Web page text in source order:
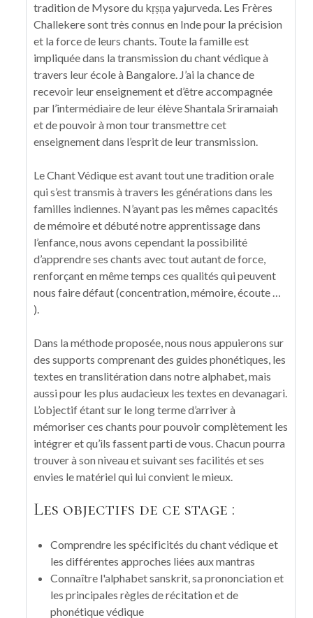
tradition de Mysore du kṛṣṇa yajurveda. Les Frères
Challekere sont très connus en Inde pour la précision
et la force de leurs chants. Toute la famille est
impliquée dans la transmission du chant védique à
travers leur école à Bangalore. J’ai la chance de
recevoir leur enseignement et d’être accompagnée
par l’intermédiaire de leur élève Shantala Sriramaiah
et de pouvoir à mon tour transmettre cet
enseignement dans l’esprit de leur transmission.
Le Chant Védique est avant tout une tradition orale
qui s’est transmis à travers les générations dans les
familles indiennes. N’ayant pas les mêmes capacités
de mémoire et débuté notre apprentissage dans
l’enfance, nous avons cependant la possibilité
d’apprendre ses chants avec tout autant de force,
renforçant en même temps ces qualités qui peuvent
nous faire défaut (concentration, mémoire, écoute …
).
Dans la méthode proposée, nous nous appuierons sur
des supports comprenant des guides phonétiques, les
textes en translitération dans notre alphabet, mais
aussi pour les plus audacieux les textes en devanagari.
L’objectif étant sur le long terme d’arriver à
mémoriser ces chants pour pouvoir complètement les
intégrer et qu’ils fassent parti de vous. Chacun pourra
trouver à son niveau et suivant ses facilités et ses
envies le matériel qui lui convient le mieux.
Les objectifs de ce stage :
Comprendre les spécificités du chant védique et
les différentes approches liées aux mantras
Connaître l'alphabet sanskrit, sa prononciation et
les principales règles de récitation et de
phonétique védique